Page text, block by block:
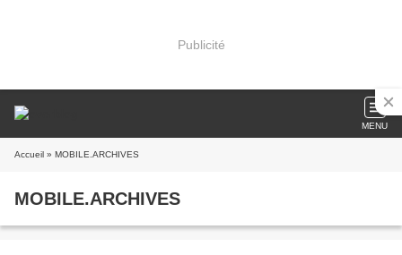
Publicité
MENU
Accueil » MOBILE.ARCHIVES
MOBILE.ARCHIVES